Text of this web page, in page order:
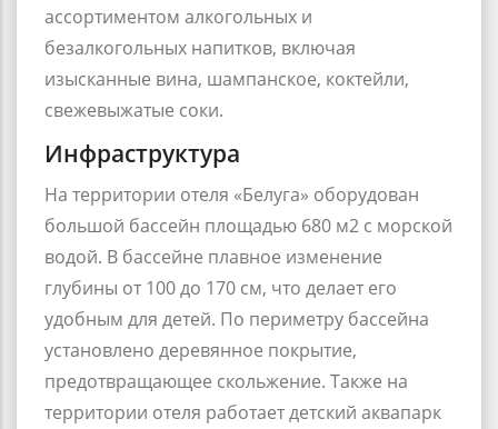
ассортиментом алкогольных и
безалкогольных напитков, включая
изысканные вина, шампанское, коктейли,
свежевыжатые соки.
Инфраструктура
На территории отеля «Белуга» оборудован
большой бассейн площадью 680 м2 с морской
водой. В бассейне плавное изменение
глубины от 100 до 170 см, что делает его
удобным для детей. По периметру бассейна
установлено деревянное покрытие,
предотвращающее скольжение. Также на
территории отеля работает детский аквапарк